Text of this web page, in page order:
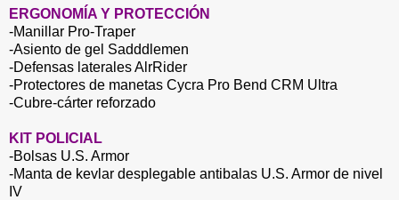
ERGONOMÍA Y PROTECCIÓN
-Manillar Pro-Traper
-Asiento de gel Sadddlemen
-Defensas laterales AlrRider
-Protectores de manetas Cycra Pro Bend CRM Ultra
-Cubre-cárter reforzado
KIT POLICIAL
-Bolsas U.S. Armor
-Manta de kevlar desplegable antibalas U.S. Armor de nivel
IV